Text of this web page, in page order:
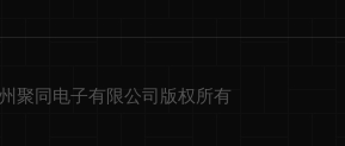
聚同电子有限公司版权所有